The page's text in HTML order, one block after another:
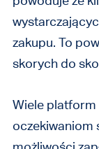
zakupu. To
skorych do
Wiele
oczekiwaniom